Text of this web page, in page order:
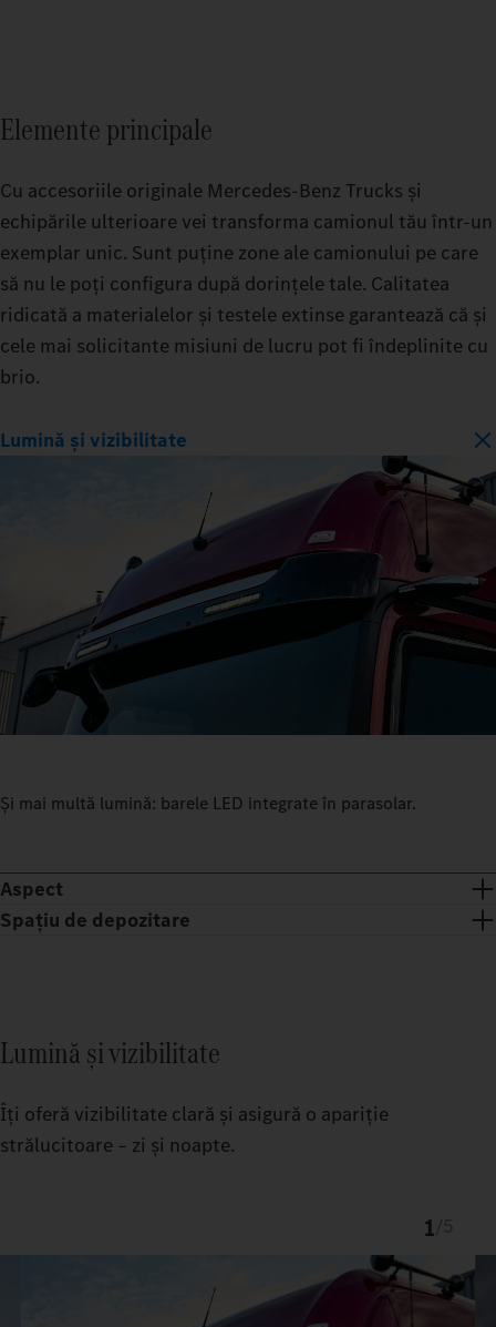
Elemente principale
Cu accesoriile originale Mercedes-Benz Trucks și
echipările ulterioare vei transforma camionul tău într-un
exemplar unic. Sunt puține zone ale camionului pe care
să nu le poți configura după dorințele tale. Calitatea
ridicată a materialelor și testele extinse garantează că și
cele mai solicitante misiuni de lucru pot fi îndeplinite cu
brio.
Lumină și vizibilitate
Și mai multă lumină: barele LED integrate în parasolar.
Aspect
Banda cromată și puncte cromate conferă faței ProCabin un
Spațiu de depozitare
TruckLocker, perfect adaptat, creează mai multă ordine și mai
mult spațiu de depozitare în Actros.
Lumină și vizibilitate
Îți oferă vizibilitate clară și asigură o apariție
strălucitoare – zi și noapte.
1